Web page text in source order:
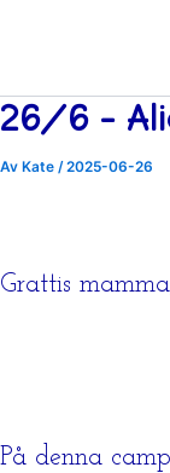
26/6 –
Av Kate /2025-06-26
Grattis
På denna